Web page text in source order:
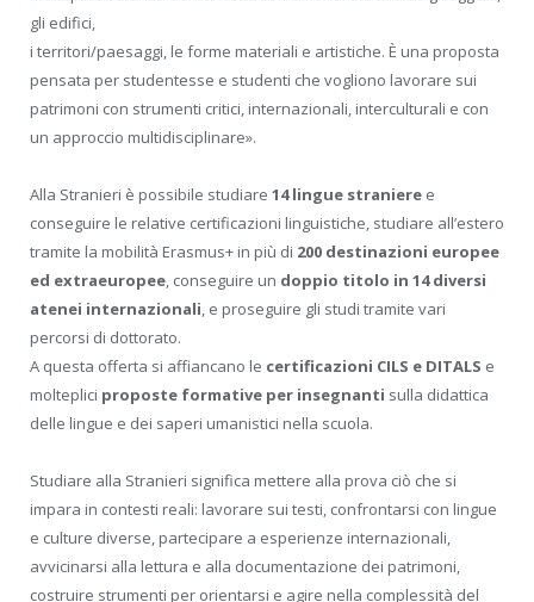
gli edifici,
i territori/paesaggi, le forme materiali e artistiche. È una proposta
pensata per studentesse e studenti che vogliono lavorare sui
patrimoni con strumenti critici, internazionali, interculturali e con
un approccio multidisciplinare».
Alla Stranieri è possibile studiare 14 lingue straniere e
conseguire le relative certificazioni linguistiche, studiare all’estero
tramite la mobilità Erasmus+ in più di 200 destinazioni europee
ed extraeuropee, conseguire un doppio titolo in 14 diversi
atenei internazionali, e proseguire gli studi tramite vari
percorsi di dottorato.
A questa offerta si affiancano le certificazioni CILS e DITALS e
molteplici proposte formative per insegnanti sulla didattica
delle lingue e dei saperi umanistici nella scuola.
Studiare alla Stranieri significa mettere alla prova ciò che si
impara in contesti reali: lavorare sui testi, confrontarsi con lingue
e culture diverse, partecipare a esperienze internazionali,
avvicinarsi alla lettura e alla documentazione dei patrimoni,
costruire strumenti per orientarsi e agire nella complessità del